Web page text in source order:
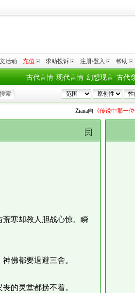
活动 充值 求助投诉 注册/登入 帮助
古代
幻想现言
现代言情
古代言情
向《传说中那一位传说
寒却教人胆战心惊。瞬
佛都要退避三舍。
的灵堂都捞不着。